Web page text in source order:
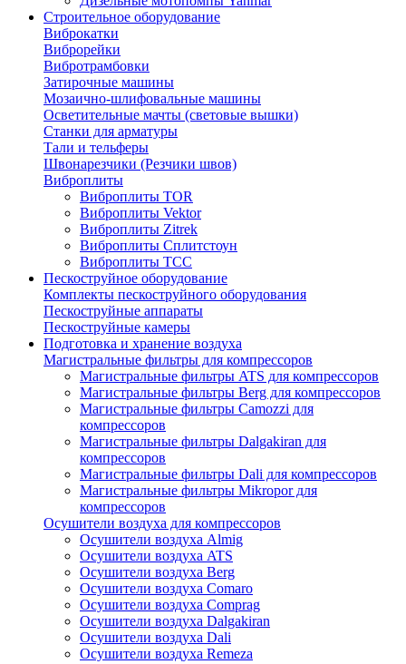
Строительное оборудование
Виброкатки
Виброрейки
Вибротрамбовки
Затирочные машины
Мозаично-шлифовальные машины
Осветительные мачты (световые вышки)
Станки для арматуры
Тали и тельферы
Швонарезчики (Резчики швов)
Виброплиты
Виброплиты TOR
Виброплиты Vektor
Виброплиты Zitrek
Виброплиты Сплитстоун
Виброплиты ТСС
Пескоструйное оборудование
Комплекты пескоструйного оборудования
Пескоструйные аппараты
Пескоструйные камеры
Подготовка и хранение воздуха
Магистральные фильтры для компрессоров
Магистральные фильтры ATS для компрессоров
Магистральные фильтры Berg для компрессоров
Магистральные фильтры Camozzi для
компрессоров
Магистральные фильтры Dalgakiran для
компрессоров
Магистральные фильтры Dali для компрессоров
Магистральные фильтры Mikropor для
компрессоров
Осушители воздуха для компрессоров
Осушители воздуха Almig
Осушители воздуха ATS
Осушители воздуха Berg
Осушители воздуха Comaro
Осушители воздуха Comprag
Осушители воздуха Dalgakiran
Осушители воздуха Dali
Осушители воздуха Remeza